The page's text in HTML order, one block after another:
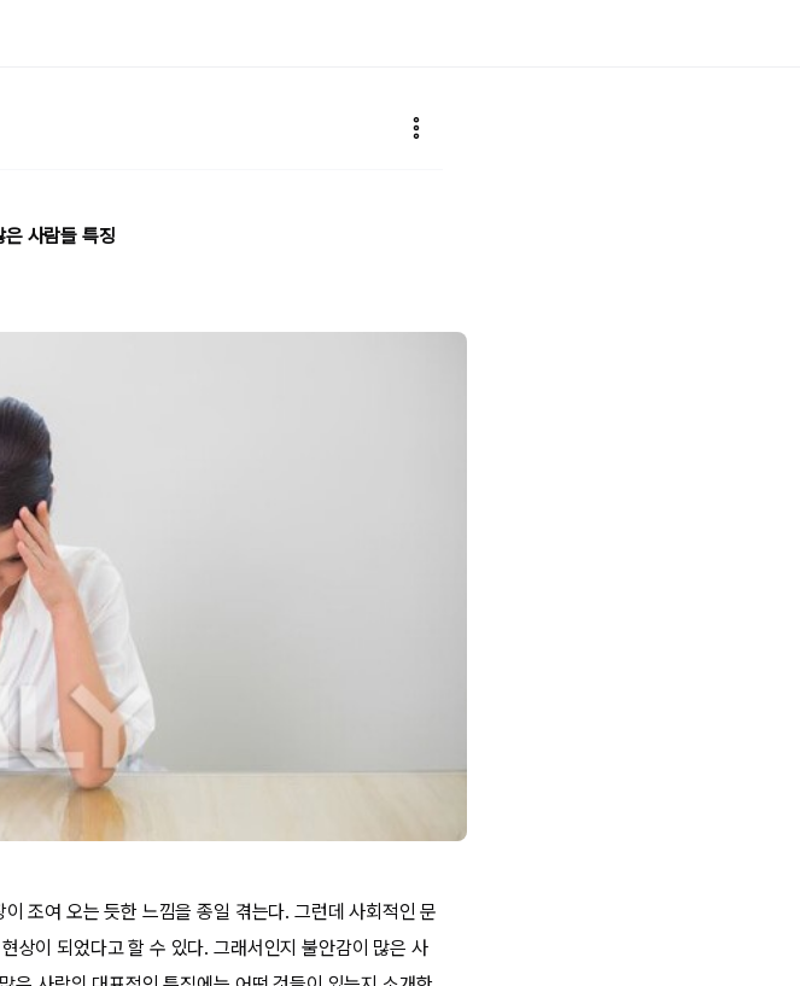
사람들 특징
조여 오는 듯한 느낌을 종일 겪는다. 그런데 사회적인 문
상이 되었다고 할 수 있다. 그래서인지 불안감이 많은 사